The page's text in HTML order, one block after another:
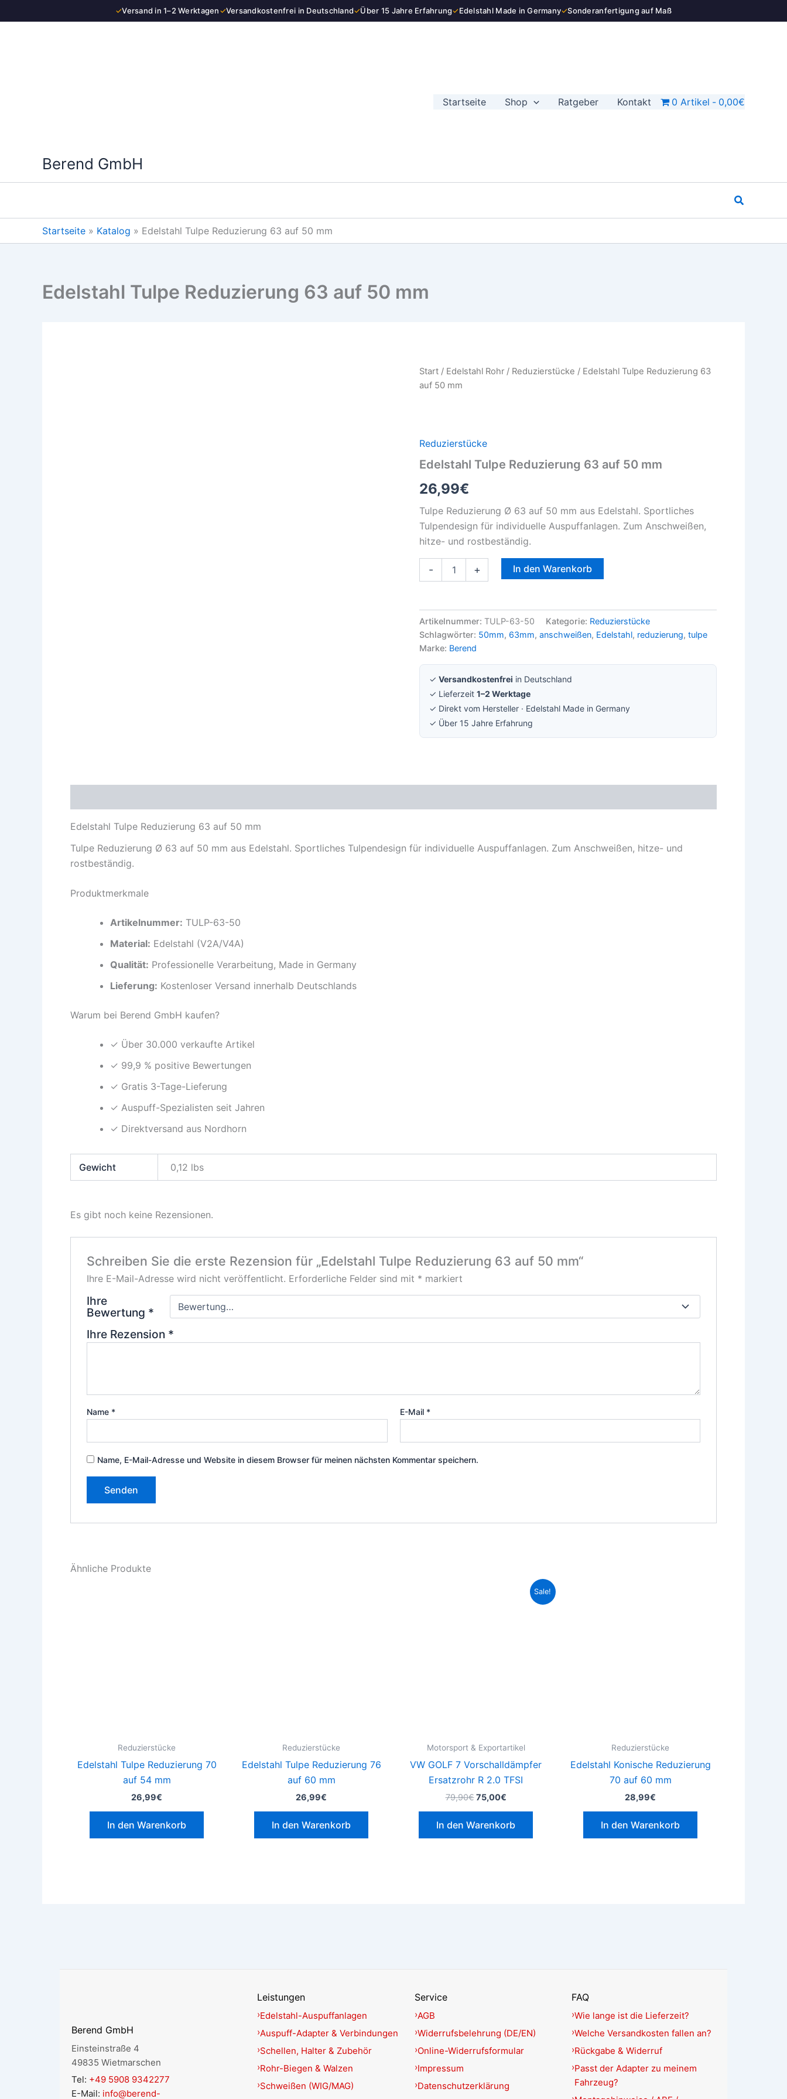
✓Versand in 1–2 Werktagen✓Versandkostenfrei in Deutschland✓Über 15 Jahre Erfahrung✓Edelstahl Made in Germany✓Sonderanfertigung auf Maß
Inhalt
Berend GmbH
Startseite Shop Ratgeber Kontakt 0 Artikel 0,00€
Suchen
Startseite » Katalog » Edelstahl Tulpe Reduzierung 63 auf 50 mm
Edelstahl Tulpe Reduzierung 63 auf 50 mm
Start / Edelstahl Rohr / Reduzierstücke / Edelstahl Tulpe Reduzierung 63
auf 50 mm
Reduzierstücke
Edelstahl Tulpe Reduzierung 63 auf 50 mm
26,99€
Tulpe Reduzierung Ø 63 auf 50 mm aus Edelstahl. Sportliches
Tulpendesign für individuelle Auspuffanlagen. Zum Anschweißen,
hitze- und rostbeständig.
-
Edelstahl
Tulpe
mm
+ In den Warenkorb
Artikelnummer:TULP-63-50 Kategorie: Reduzierstücke
Schlagwörter: 50mm, 63mm,anschweißen, Edelstahl, reduzierung,tulpe
Marke: Berend
✓Versandkostenfrei in Deutschland
✓ Lieferzeit1–2 Werktage
✓ Direkt vom Hersteller · Edelstahl Made in Germany
✓ Über 15 Jahre Erfahrung
Edelstahl Tulpe Reduzierung 63 auf 50 mm
Tulpe Reduzierung Ø 63 auf 50 mm aus Edelstahl. Sportliches Tulpendesign für individuelle Auspuffanlagen. Zum Anschweißen, hitze- und
rostbeständig.
Produktmerkmale
Artikelnummer: TULP-63-50
Material: Edelstahl (V2A/V4A)
Qualität: Professionelle Verarbeitung, Made in Germany
Lieferung: Kostenloser Versand innerhalb Deutschlands
Warum bei Berend GmbH kaufen?
✓ Über 30.000 verkaufte Artikel
✓ 99,9 % positive Bewertungen
✓ Gratis 3-Tage-Lieferung
✓ Auspuff-Spezialisten seit Jahren
✓ Direktversand aus Nordhorn
Gewicht 0,12 lbs
Es gibt noch keine Rezensionen.
Schreiben Sie die erste Rezension für „Edelstahl Tulpe Reduzierung 63 auf 50 mm“
Ihre E-Mail-Adresse wird nicht veröffentlicht. Erforderliche Felder sind mit * markiert
Ihre
Bewertung *
Ihre Rezension *
Name * E-Mail *
Name, E-Mail-Adresse und Website in diesem Browser für meinen nächsten Kommentar speichern.
Ähnliche Produkte
Reduzierstücke
Edelstahl Tulpe Reduzierung 70
auf 54 mm
26,99€
In den Warenkorb
Reduzierstücke
Edelstahl Tulpe Reduzierung 76
auf 60 mm
26,99€
In den Warenkorb
Sale!
Motorsport & Exportartikel
VW GOLF 7 Vorschalldämpfer
Ersatzrohr R 2.0 TFSI
79,90€
Ursprünglicher
75,00€
Aktueller
In den Warenkorb
Reduzierstücke
Edelstahl Konische Reduzierung
70 auf 60 mm
28,99€
In den Warenkorb
Berend GmbH
Einsteinstraße 4
49835 Wietmarschen
Tel: +49 5908 9342277
E-Mail: info@berend-
Leistungen
Edelstahl-Auspuffanlagen
Auspuff-Adapter & Verbindungen
Schellen, Halter & Zubehör
Rohr-Biegen & Walzen
Schweißen (WIG/MAG)
Service
AGB
Widerrufsbelehrung (DE/EN)
Online-Widerrufsformular
Impressum
Datenschutzerklärung
FAQ
Wie lange ist die Lieferzeit?
Welche Versandkosten fallen an?
Rückgabe & Widerruf
Passt der Adapter zu meinem
Fahrzeug?
auf
50